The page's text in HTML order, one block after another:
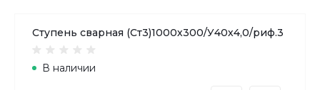
Ступень сварная (Ст3)1000х300/У40х4,0/риф.3
В наличии